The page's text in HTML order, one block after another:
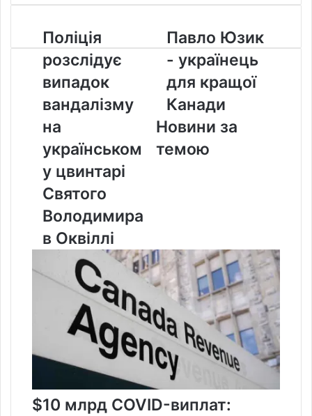
Поліція
розслідує
випадок
вандалізму
на
українському
цвинтарі
Святого
Володимира
Оквіллі
Поліція
розслідує
випадок
вандалізму
на
українськом
у цвинтарі
Святого
Володимира
в Оквіллі
Павло
Юзик
-
українець
для
кращої
Канади
Павло Юзик
- українець
для кращої
Канади
Новини за
темою
$10 млрд COVID-виплат: